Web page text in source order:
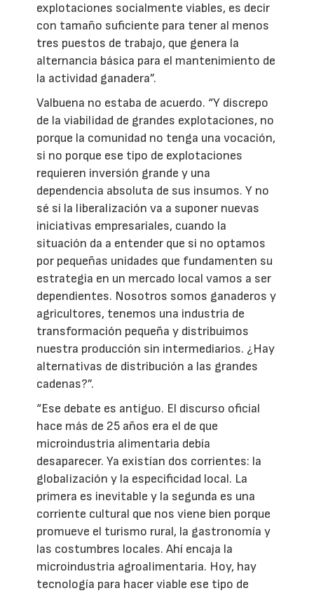
explotaciones socialmente viables, es decir
con tamaño suficiente para tener al menos
tres puestos de trabajo, que genera la
alternancia básica para el mantenimiento de
la actividad ganadera”.
Valbuena no estaba de acuerdo. “Y discrepo
de la viabilidad de grandes explotaciones, no
porque la comunidad no tenga una vocación,
si no porque ese tipo de explotaciones
requieren inversión grande y una
dependencia absoluta de sus insumos. Y no
sé si la liberalización va a suponer nuevas
iniciativas empresariales, cuando la
situación da a entender que si no optamos
por pequeñas unidades que fundamenten su
estrategia en un mercado local vamos a ser
dependientes. Nosotros somos ganaderos y
agricultores, tenemos una industria de
transformación pequeña y distribuimos
nuestra producción sin intermediarios. ¿Hay
alternativas de distribución a las grandes
cadenas?”.
“Ese debate es antiguo. El discurso oficial
hace más de 25 años era el de que
microindustria alimentaria debía
desaparecer. Ya existían dos corrientes: la
globalización y la especificidad local. La
primera es inevitable y la segunda es una
corriente cultural que nos viene bien porque
promueve el turismo rural, la gastronomía y
las costumbres locales. Ahí encaja la
microindustria agroalimentaria. Hoy, hay
tecnología para hacer viable ese tipo de